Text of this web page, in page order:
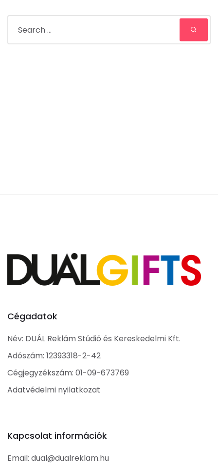
Cégadatok
Név: DUÁL Reklám Stúdió és Kereskedelmi Kft.
Adószám: 12393318-2-42
Cégjegyzékszám: 01-09-673769
Adatvédelmi nyilatkozat
Kapcsolat információk
Email: dual@dualreklam.hu